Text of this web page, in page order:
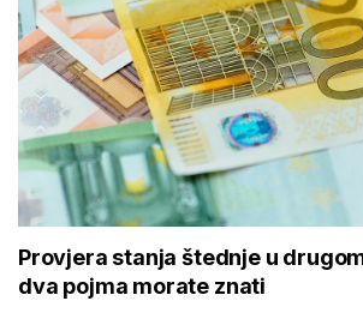
Provjera stanja štednje u
dva pojma morate znati